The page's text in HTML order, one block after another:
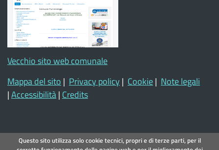
Vecchio sito web comunale
Mappa del sito | Privacy policy | Cookie| Note legali
|Accessibilità| Credits
Questo sito utilizza solo cookie tecnici, propri e di terze parti, per il